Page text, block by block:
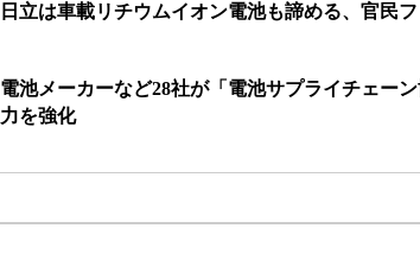
日立は車載リチウムイオン電池も諦める、官民
電池メーカーなど28社が「電池サプライチェー
力を強化